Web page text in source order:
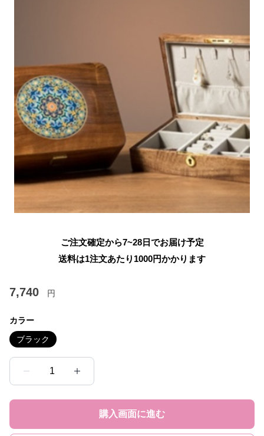
ご注文確定から7~28日でお届け予定
送料は1注文あたり 1000円かかります
7,740 円
カラー
ブラック
1
購入画面に進む